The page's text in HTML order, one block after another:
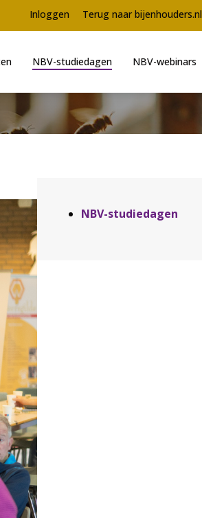
NBV-studiedagen NBV-webinars
Meta
navigation
Inloggen Terug naar bijenhouders.nl
Aside NBV-studiedagen